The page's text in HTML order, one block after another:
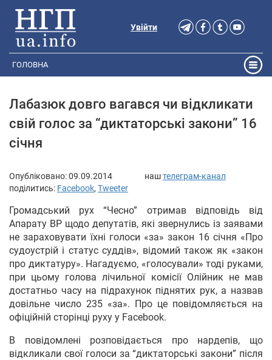
Увійти
ГОЛОВНА
Лабазюк довго вагався чи відкликати
свій голос за “диктаторські закони” 16
січня
Опубліковано:09.09.2014 наштелеграм-канал
поділитись: Facebook, Tweeter
Громадський рух “Чесно” отримав відповідь від
Апарату ВР щодо депутатів, які звернулись із заявами
не зараховувати їхні голоси «за» закон 16 січня «Про
судоустрій і статус суддів», відомий також як «закон
про диктатуру». Нагадуємо, «голосували» тоді руками,
при цьому голова лічильної комісії Олійник не мав
достатньо часу на підрахунок піднятих рук, а назвав
довільне число 235 «за». Про це повідомляється на
офіційній сторінці руху у Facebook.
В повідомлені розповідається про нардепів, що
відкликали свої голоси за “диктаторські закони” після